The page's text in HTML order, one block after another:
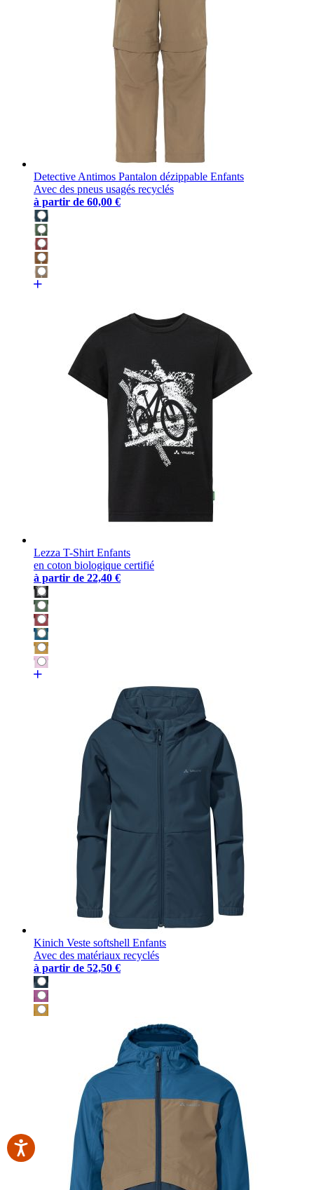
Detective Antimos Pantalon dézippable Enfants
Avec des pneus usagés recyclés
à partir de 60,00 €
Lezza T-Shirt Enfants
en coton biologique certifié
à partir de 22,40 €
Kinich Veste softshell Enfants
Avec des matériaux recyclés
à partir de 52,50 €